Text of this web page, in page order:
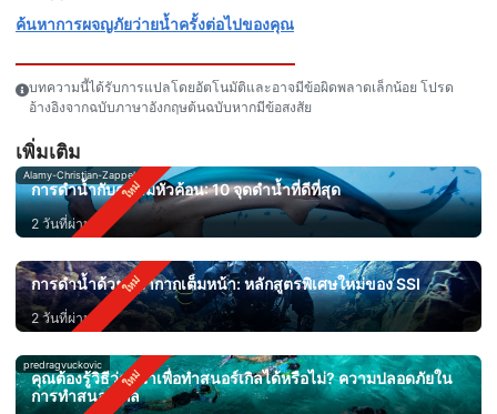
ค้นหาการผจญภัยว่ายน้ำครั้งต่อไปของคุณ
บทความนี้ได้รับการแปลโดยอัตโนมัติและอาจมีข้อผิดพลาดเล็กน้อย โปรด
อ้างอิงจากฉบับภาษาอังกฤษต้นฉบับหากมีข้อสงสัย
เพิ่มเติม
Alamy-Christian-Zappel
การดำน้ำกับฉลามหัวค้อน: 10 จุดดำน้ำที่ดีที่สุด
2 วันที่ผ่านมา
การดำน้ำด้วยหน้ากากเต็มหน้า: หลักสูตรพิเศษใหม่ของ SSI
2 วันที่ผ่านมา
predragvuckovic
คุณต้องรู้วิธีว่ายน้ำเพื่อทำสนอร์เกิลได้หรือไม่? ความปลอดภัยใน
การทำสนอร์เกิล